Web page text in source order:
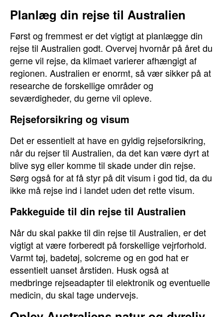
Planlæg din rejse til Australien
Først og fremmest er det vigtigt at planlægge din
rejse til Australien godt. Overvej hvornår på året du
gerne vil rejse, da klimaet varierer afhængigt af
regionen. Australien er enormt, så vær sikker på at
researche de forskellige områder og
seværdigheder, du gerne vil opleve.
Rejseforsikring og visum
Det er essentielt at have en gyldig rejseforsikring,
når du rejser til Australien, da det kan være dyrt at
blive syg eller komme til skade under din rejse.
Sørg også for at få styr på dit visum i god tid, da du
ikke må rejse ind i landet uden det rette visum.
Pakkeguide til din rejse til Australien
Når du skal pakke til din rejse til Australien, er det
vigtigt at være forberedt på forskellige vejrforhold.
Varmt tøj, badetøj, solcreme og en god hat er
essentielt uanset årstiden. Husk også at
medbringe rejseadapter til elektronik og eventuelle
medicin, du skal tage undervejs.